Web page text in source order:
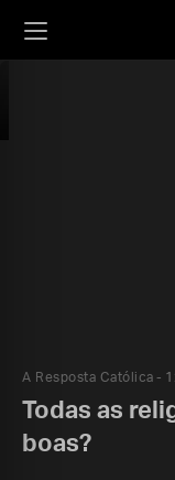
A Resposta Católica
Todas as
boas?